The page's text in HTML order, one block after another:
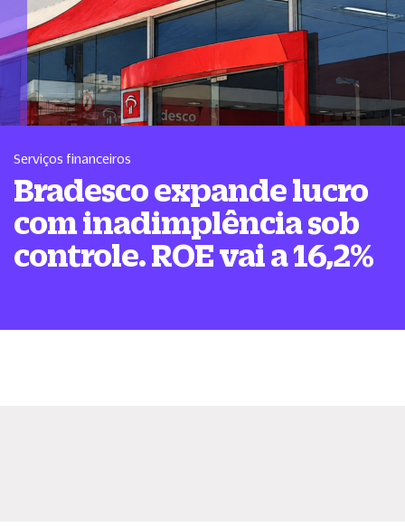
Serviços financeiros
Bradesco expande lucro
com inadimplência sob
controle. ROE vai a 16,2%